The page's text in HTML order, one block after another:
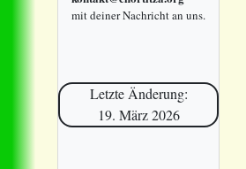
mit deiner Nachricht an uns.
Letzte Änderung:
19. März 2026